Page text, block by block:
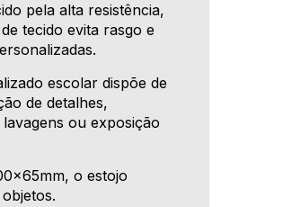
pela alta resistência,
tecido evita rasgo e
escolar dispõe de
de detalhes,
ou exposição
o estojo